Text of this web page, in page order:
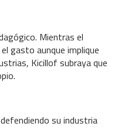
Mientras el
gasto aunque implique
Kicillof subraya que
su industria